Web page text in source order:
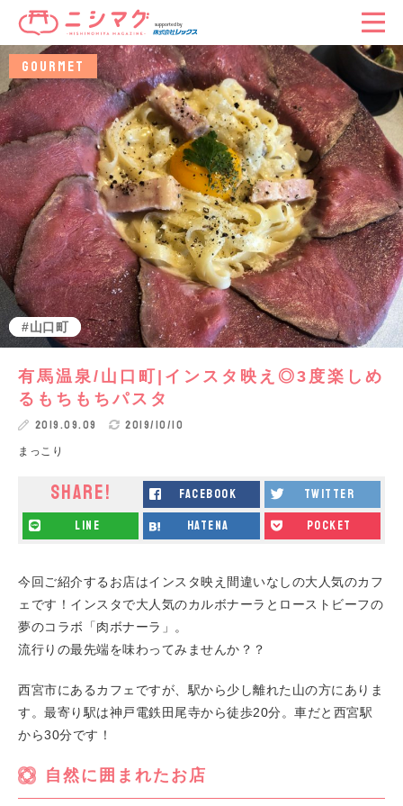
グルメ
山口町
GOURMET
有馬温泉/山口町|インスタ映え◎3度楽しめ
るもちもちパスタ
2019.09.09 2019/10/10
まっこり
SHARE! facebook twitter
line hatena pocket
今回ご紹介するお店はインスタ映え間違いなしの大人気のカフ
ェです！インスタで大人気のカルボナーラとローストビーフの
夢のコラボ「肉ボナーラ」。
流行りの最先端を味わってみませんか？？
西宮市にあるカフェですが、駅から少し離れた山の方にありま
す。最寄り駅は神戸電鉄田尾寺から徒歩20分。車だと西宮駅
から30分です！
自然に囲まれたお店